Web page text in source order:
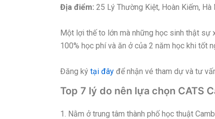
Địa điểm: 25 Lý Thường Kiệt, Hoàn Kiếm, Hà
Một lợi thế to lớn mà những học sinh thật sự
100% học phí và ăn ở của 2 năm học khi tốt
Đăng ký tại đây để nhận vé tham dự và tư
Top 7 lý do nên lựa chọn CATS
1. Nằm ở trung tâm thành phố học thuật